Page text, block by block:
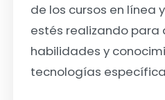
de los cursos en línea
estés realizando para
habilidades y
tecnologías